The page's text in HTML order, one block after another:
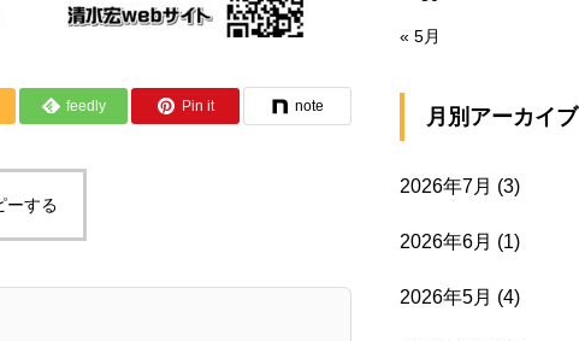
feedly Pin it note
ーする
« 5月
月別アーカイブ
2026年7月 (3)
2026年6月 (1)
2026年5月 (4)